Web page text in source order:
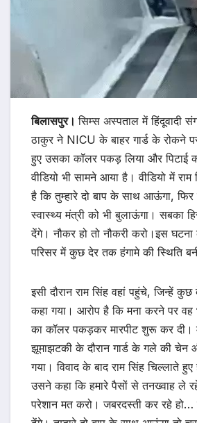
बिलासपुर।सिम्स अस्पताल में हिंदूवादी
ठाकुर ने NICU के बाहर गार्ड के रोकने
हुए उसका कॉलर पकड़ लिया और पिटाई
वीडियो भी सामने आया है। वीडियो में
है कि तुम्हारे दो बाप के साथ आऊंगा,
स्वास्थ्य मंत्री को भी बुलाऊंगा। सबका
देंगे। नौकर हो तो नौकरी करो।इस
परिसर में कुछ देर तक हंगामे की स्थिति
इसी दौरान राम सिंह वहां पहुंचे, जिन्हें
कहा गया। आरोप है कि मना करने पर
का कॉलर पकड़कर मारपीट शुरू कर दी।
झूमाझटकी के दौरान गार्ड के गले की चेन
गया। विवाद के बाद राम सिंह चिल्लाते
उसने कहा कि हमारे पैसों से तनख्वाह ले
परेशान मत करो। जबरदस्ती कर रहे